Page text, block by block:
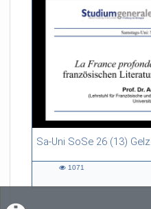
Sa-Uni SoSe 26 (13) Gelz
55:13 duration
1071